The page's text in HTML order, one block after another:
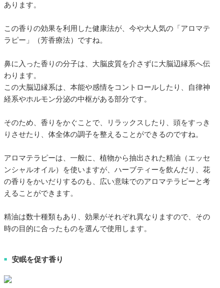
あります。
この香りの効果を利用した健康法が、今や大人気の「アロマテ
ラピー」（芳香療法）ですね。
鼻に入った香りの分子は、大脳皮質を介さずに大脳辺縁系へ伝
わります。
この大脳辺縁系は、本能や感情をコントロールしたり、自律神
経系やホルモン分泌の中枢がある部分です。
そのため、香りをかぐことで、リラックスしたり、頭をすっき
りさせたり、体全体の調子を整えることができるのですね。
アロマテラピーは、一般に、植物から抽出された精油（エッセ
ンシャルオイル）を使いますが、ハーブティーを飲んだり、花
の香りをかいだりするのも、広い意味でのアロマテラピーと考
えることができます。
精油は数十種類もあり、効果がそれぞれ異なりますので、その
時の目的に合ったものを選んで使用します。
■ 安眠を促す香り